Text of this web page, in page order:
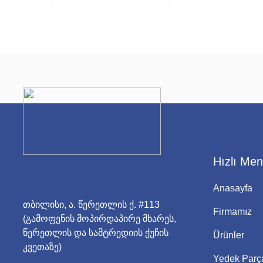
თბილისი, ა. წერეთლის ქ. #113
(გამოფენის მოპირდაპირე მხარეს,
წერეთლის და სამტრედიის ქუჩის
კვეთაზე)
Hızlı
Anasayfa
Firmamız
Ürünler
Yedek